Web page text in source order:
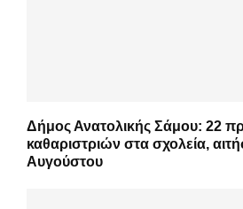
Δήμος Ανατολικής Σάμου: 22
καθαριστριών στα σχολεία,
Αυγούστου